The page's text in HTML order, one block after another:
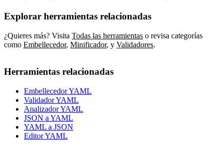
Explorar herramientas relacionadas
¿Quieres más? Visita Todas las herramientas o revisa categorías
como Embellecedor, Minificador, y Validadores.
Herramientas relacionadas
Embellecedor YAML
Validador YAML
Analizador YAML
JSON a YAML
YAML a JSON
Editor YAML